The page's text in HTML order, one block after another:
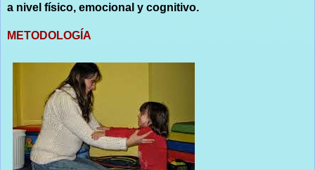
a nivel físico, emocional y cognitivo.
METODOLOGÍA